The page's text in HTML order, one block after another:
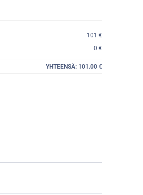
101 €
0 €
YHTEENSÄ: 101.00 €